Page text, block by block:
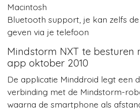
Macintosh
Bluetooth support, je kan zelfs
geven via je telefoon
Mindstorm NXT te besturen
app oktober 2010
De applicatie Minddroid legt een
verbinding met de Mindstorm-
waarna de smartphone als